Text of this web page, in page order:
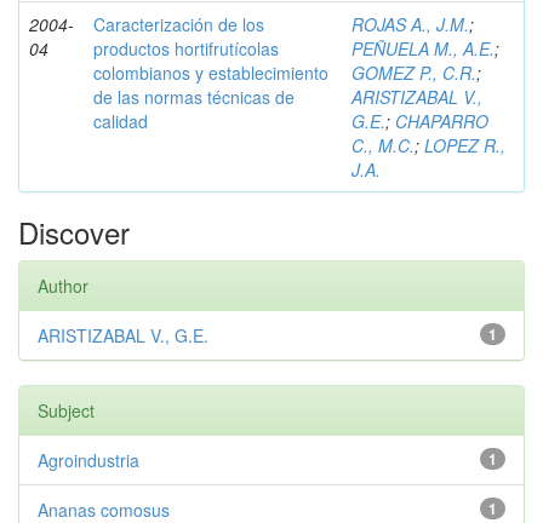
2004-
04
Caracterización de los
productos hortifrutícolas
colombianos y establecimiento
de las normas técnicas de
calidad
ROJAS A., J.M.;
PEÑUELA M., A.E.;
GOMEZ P., C.R.;
ARISTIZABAL V.,
G.E.; CHAPARRO
C., M.C.; LOPEZ R.,
J.A.
Discover
Author
1
ARISTIZABAL V., G.E.
Subject
1
Agroindustria
1
Ananas comosus